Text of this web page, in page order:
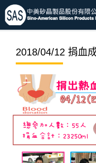
2018/04/12 捐血